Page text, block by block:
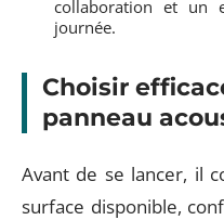
collaboration et un
journée.
Choisir
panneau
Avant de se lancer, il
surface disponible,